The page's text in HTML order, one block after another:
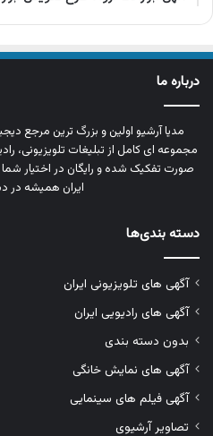
درباره ما
مدیا آرشیو اولین و بزرگ‌ ترین مرجع
مجموعه‌ ای کامل از تبلیغات تلویزیونی،
صورت تفکیک‌ شده و رایگان در اختیار شما
ایران همیشه
دسته بندی‌ها
آگهی های تلویزیونی ایران
آگهی های رادیویی ایران
بدون دسته بندی
آگهی های نمایش خانگی
آگهی فیلم های سینمایی
تصاویر آرشیوی